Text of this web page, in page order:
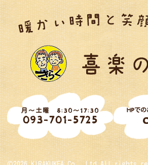
月～土曜 8:30～17:30
093-701-5725
HPで